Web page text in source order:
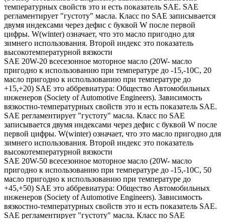
температурных свойств это и есть показатель SAE. SAE
регламентирует "густоту" масла. Класс по SAE записывается
двумя индексами через дефис с буквой W после первой
цифры. W(winter) означает, что это масло пригодно для
зимнего использования. Второй индекс это показатель
высокотемпературной вязкости
SAE 20W-20 всесезонное моторное масло (20W- масло
пригодно к использованию при температуре до -15,-10С, 20
масло пригодно к использованию при температуре до
+15,+20) SAE это аббревиатура: Общество Автомобильных
инженеров (Society of Automotive Engineers). Зависимость
вязкостно-температурных свойств это и есть показатель SAE.
SAE регламентирует "густоту" масла. Класс по SAE
записывается двумя индексами через дефис с буквой W после
первой цифры. W(winter) означает, что это масло пригодно для
зимнего использования. Второй индекс это показатель
высокотемпературной вязкости
SAE 20W-50 всесезонное моторное масло (20W- масло
пригодно к использованию при температуре до -15,-10С, 50
масло пригодно к использованию при температуре до
+45,+50) SAE это аббревиатура: Общество Автомобильных
инженеров (Society of Automotive Engineers). Зависимость
вязкостно-температурных свойств это и есть показатель SAE.
SAE регламентирует "густоту" масла. Класс по SAE